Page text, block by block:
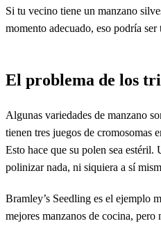
Si tu vecino tiene un manzano
momento adecuado, eso podría ser
El problema de los
Algunas variedades de manzano
tienen tres juegos de cromosomas
Esto hace que su polen sea
polinizar nada, ni siquiera a sí
Bramley’s Seedling es el ejemplo
mejores manzanos de cocina, pero